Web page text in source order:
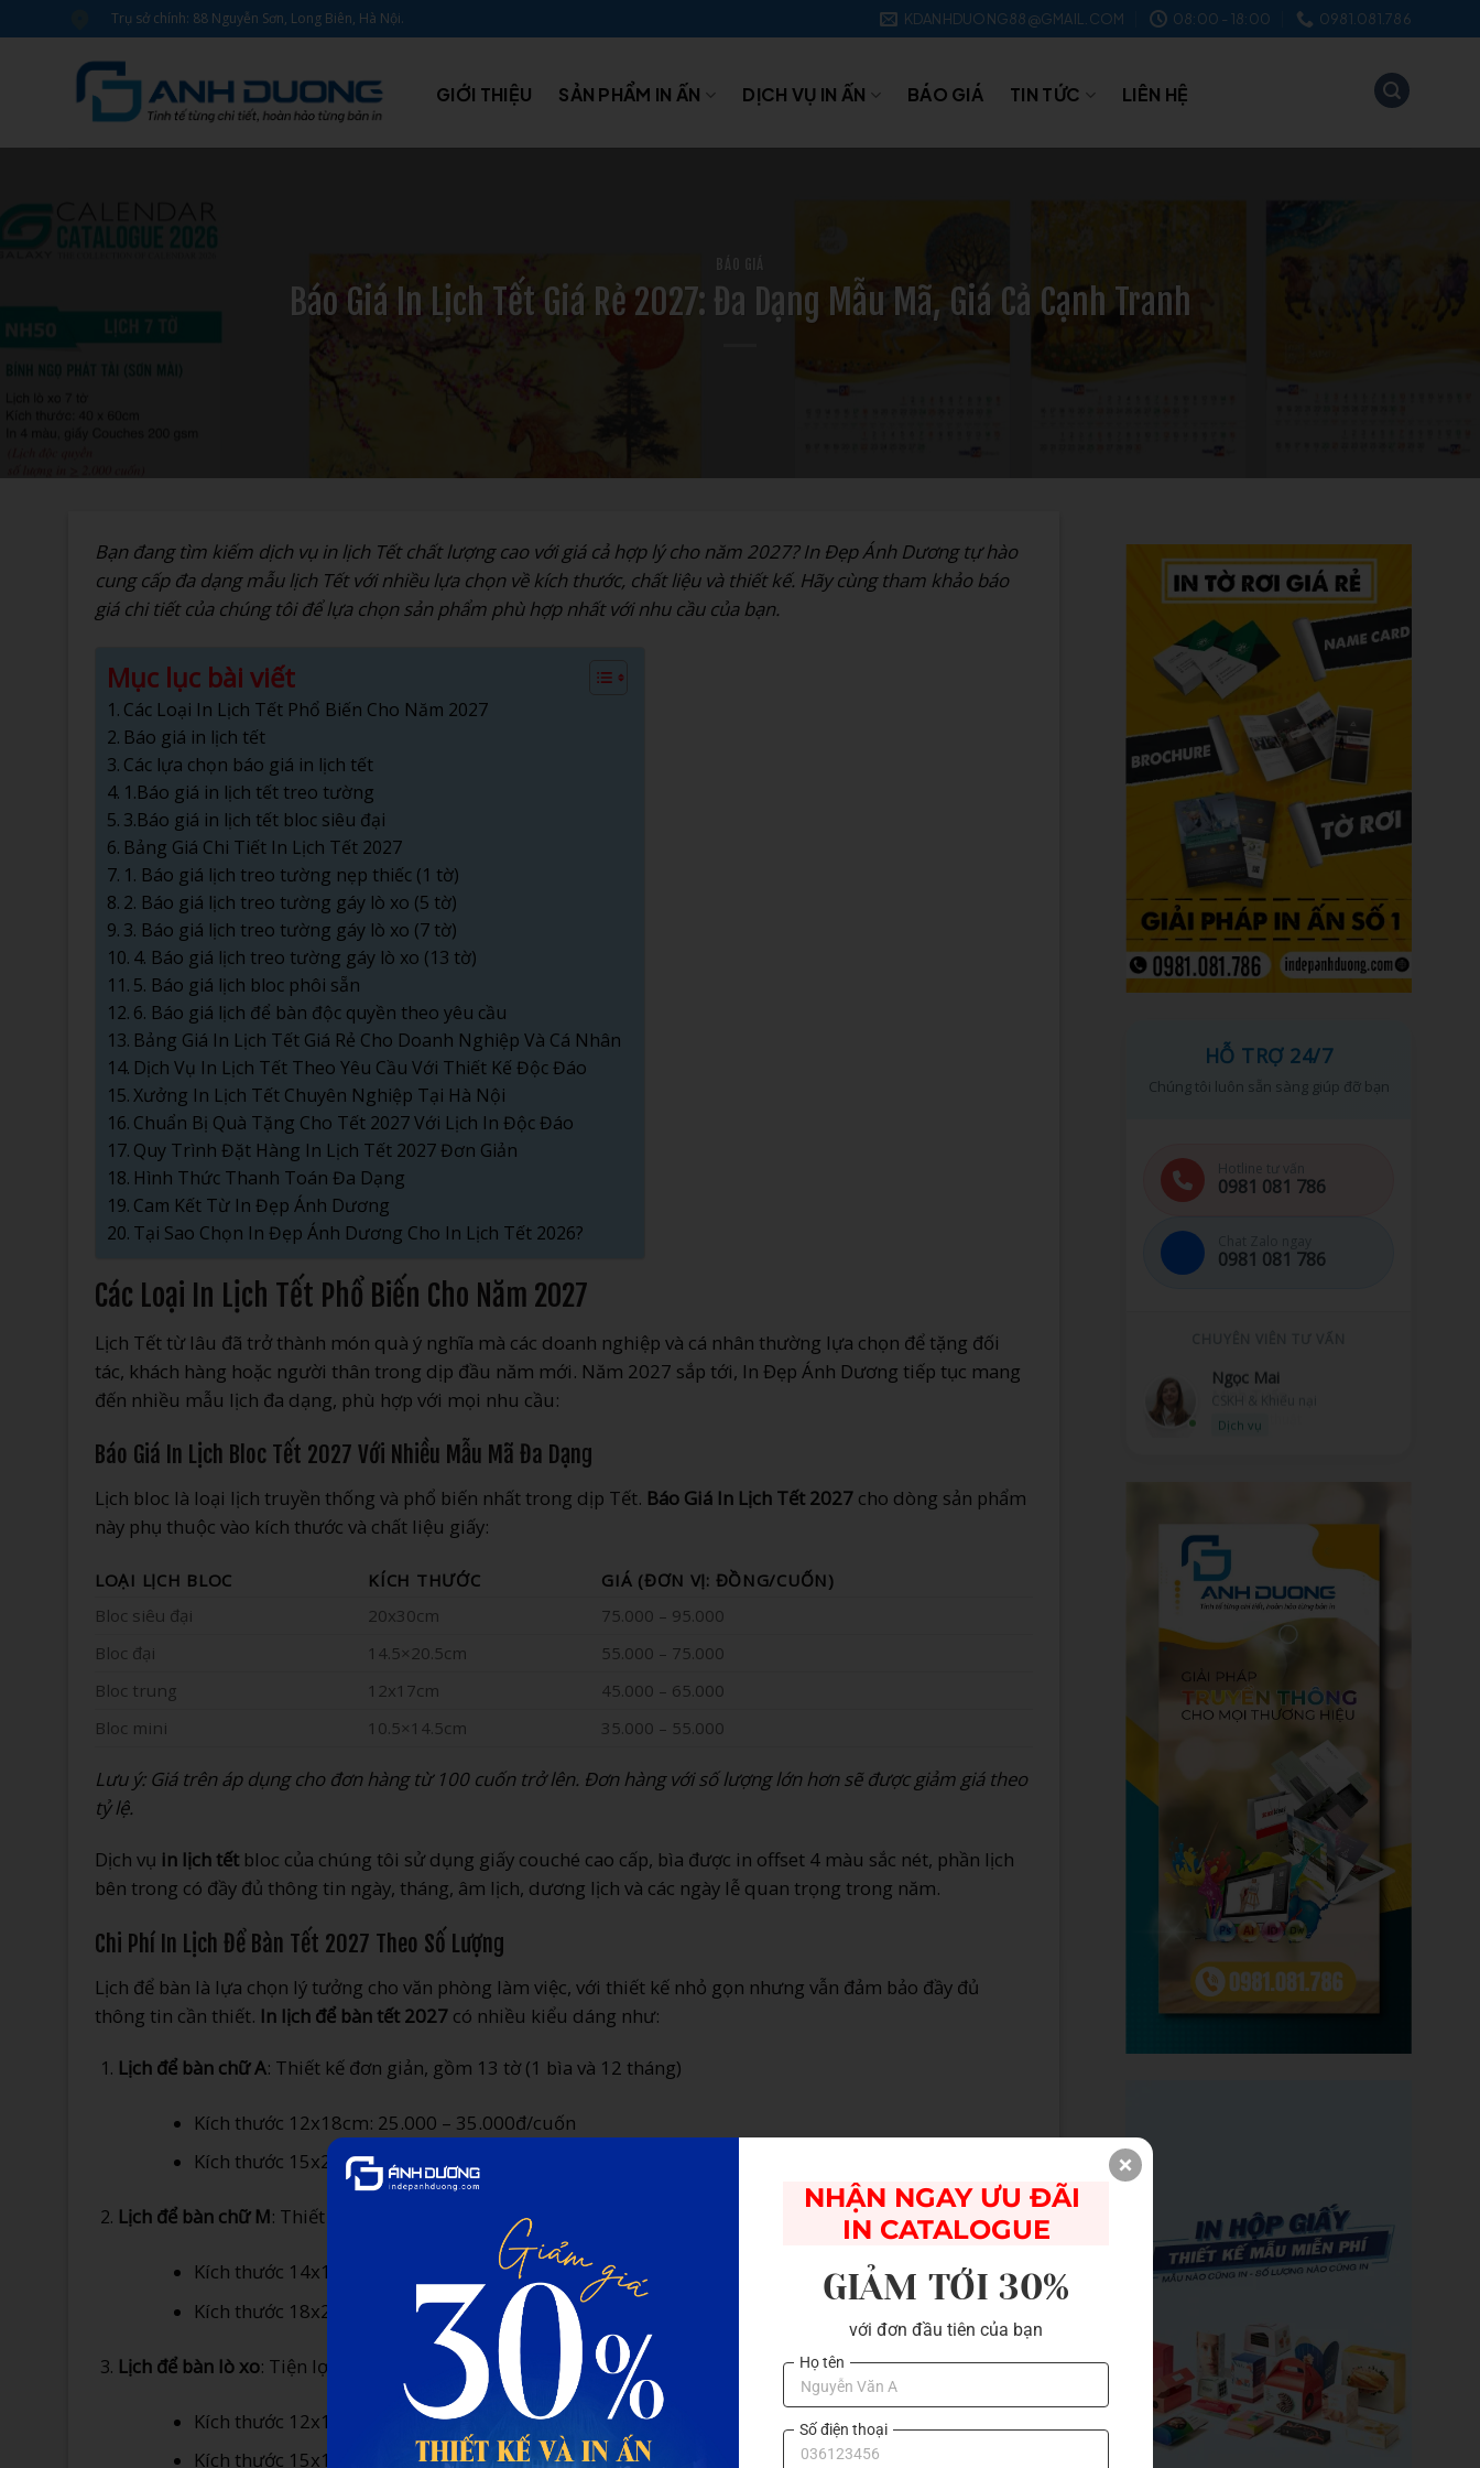
qua
Trụ sở chính: 88 Nguyễn Sơn, Long Biên, Hà Nội. KDANHDUONG88@GMAIL.COM 08:00 - 18:00 0981.081.786
GIỚI THIỆU SẢN PHẨM IN ẤN DỊCH VỤ IN ẤN BÁO GIÁ TIN TỨC LIÊN HỆ
BÁO GIÁ
Báo Giá In Lịch Tết Giá Rẻ 2027: Đa Dạng Mẫu Mã, Giá Cả Cạnh Tranh
Bạn đang tìm kiếm dịch vụ in lịch Tết chất lượng cao với giá cả hợp lý cho năm 2027? In Đẹp Ánh Dương tự hào
cung cấp đa dạng mẫu lịch Tết với nhiều lựa chọn về kích thước, chất liệu và thiết kế. Hãy cùng tham khảo báo
giá chi tiết của chúng tôi để lựa chọn sản phẩm phù hợp nhất với nhu cầu của bạn.
Mục lục bài viết
Các Loại In Lịch Tết Phổ Biến Cho Năm 2027
Báo giá in lịch tết
Các lựa chọn báo giá in lịch tết
1.Báo giá in lịch tết treo tường
3.Báo giá in lịch tết bloc siêu đại
Bảng Giá Chi Tiết In Lịch Tết 2027
1. Báo giá lịch treo tường nẹp thiếc (1 tờ)
2. Báo giá lịch treo tường gáy lò xo (5 tờ)
3. Báo giá lịch treo tường gáy lò xo (7 tờ)
4. Báo giá lịch treo tường gáy lò xo (13 tờ)
5. Báo giá lịch bloc phôi sẵn
6. Báo giá lịch để bàn độc quyền theo yêu cầu
Bảng Giá In Lịch Tết Giá Rẻ Cho Doanh Nghiệp Và Cá Nhân
Dịch Vụ In Lịch Tết Theo Yêu Cầu Với Thiết Kế Độc Đáo
Xưởng In Lịch Tết Chuyên Nghiệp Tại Hà Nội
Chuẩn Bị Quà Tặng Cho Tết 2027 Với Lịch In Độc Đáo
Quy Trình Đặt Hàng In Lịch Tết 2027 Đơn Giản
Hình Thức Thanh Toán Đa Dạng
Cam Kết Từ In Đẹp Ánh Dương
Tại Sao Chọn In Đẹp Ánh Dương Cho In Lịch Tết 2026?
Các Loại In Lịch Tết Phổ Biến Cho Năm 2027
Lịch Tết từ lâu đã trở thành món quà ý nghĩa mà các doanh nghiệp và cá nhân thường lựa chọn để tặng đối
tác, khách hàng hoặc người thân trong dịp đầu năm mới. Năm 2027 sắp tới, In Đẹp Ánh Dương tiếp tục mang
đến nhiều mẫu lịch đa dạng, phù hợp với mọi nhu cầu:
Báo Giá In Lịch Bloc Tết 2027 Với Nhiều Mẫu Mã Đa Dạng
Lịch bloc là loại lịch truyền thống và phổ biến nhất trong dịp Tết. Báo Giá In Lịch Tết 2027 cho dòng sản phẩm
này phụ thuộc vào kích thước và chất liệu giấy:
LOẠI LỊCH BLOC KÍCH THƯỚC
GIÁ (ĐƠN VỊ: ĐỒNG/CUỐN)
Bloc siêu đại
20x30cm
75.000 – 95.000
Bloc đại
14.5×20.5cm
55.000 – 75.000
Bloc trung
12x17cm
45.000 – 65.000
Bloc mini
10.5×14.5cm 35.000 – 55.000
Lưu ý: Giá trên áp dụng cho đơn hàng từ 100 cuốn trở lên. Đơn hàng với số lượng lớn hơn sẽ được giảm giá theo
tỷ lệ.
Dịch vụ in lịch tết bloc của chúng tôi sử dụng giấy couché cao cấp, bìa được in offset 4 màu sắc nét, phần lịch
bên trong có đầy đủ thông tin ngày, tháng, âm lịch, dương lịch và các ngày lễ quan trọng trong năm.
Chi Phí In Lịch Để Bàn Tết 2027 Theo Số Lượng
Lịch để bàn là lựa chọn lý tưởng cho văn phòng làm việc, với thiết kế nhỏ gọn nhưng vẫn đảm bảo đầy đủ
thông tin cần thiết. In lịch để bàn tết 2027 có nhiều kiểu dáng như:
Lịch để bàn chữ A: Thiết kế đơn giản, gồm 13 tờ (1 bìa và 12 tháng)
Kích thước 12x18cm: 25.000 – 35.000đ/cuốn
Kích thước 15x21cm: 30.000 – 40.000đ/cuốn
Lịch để bàn chữ M: Thiết kế hiện đại, có thể xem được cả tháng
Kích thước 14x16cm: 28.000 – 38.000đ/cuốn
Kích thước 18x20cm: 35.000 – 45.000đ/cuốn
Lịch để bàn lò xo: Tiện lợi khi lật xem các tháng
Kích thước 12x15cm: 22.000 – 32.000đ/cuốn
Kích thước 15x18cm: 28.000 – 38.000đ/cuốn
HỖ TRỢ 24/7
Chúng tôi luôn sẵn sàng giúp đỡ bạn
Hotline tư vấn
0981 081 786
0981 081 786
Ngọc Mai
CSKH & Khiếu nại
Dịch vụ
NHẬN NGAY ƯU ĐÃI
IN CATALOGUE
GIẢM TỚI 30%
với đơn đầu tiên của bạn
Họ tên
Số điện thoại